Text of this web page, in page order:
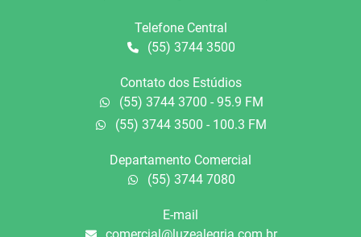
Telefone Central
(55) 3744 3500
Contato dos Estúdios
(55) 3744 3700 - 95.9 FM
(55) 3744 3500 - 100.3 FM
Departamento Comercial
(55) 3744 7080
E-mail